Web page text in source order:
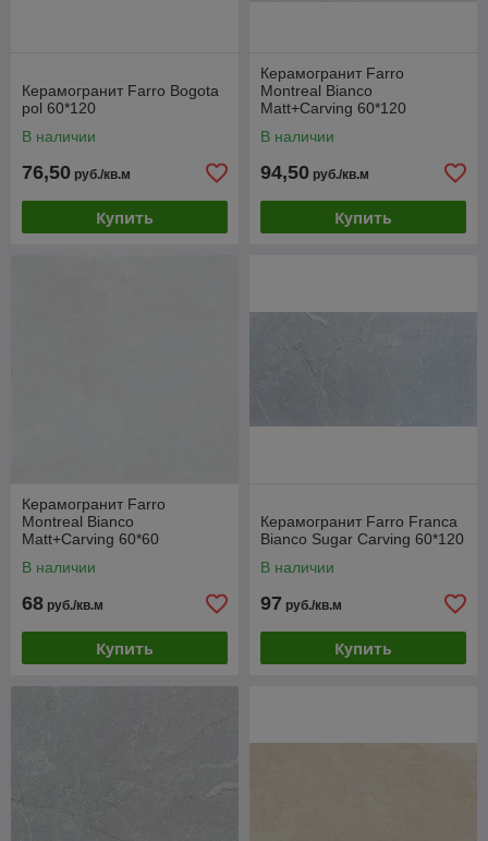
Керамогранит Farro Bogota
pol 60*120
В наличии
76,50 руб./кв.м
Купить
Керамогранит Farro
Montreal Bianco
Matt+Carving 60*120
В наличии
94,50 руб./кв.м
Купить
Керамогранит Farro
Montreal Bianco
Matt+Carving 60*60
В наличии
68 руб./кв.м
Купить
Керамогранит Farro Franca
Bianco Sugar Carving 60*120
В наличии
97 руб./кв.м
Купить